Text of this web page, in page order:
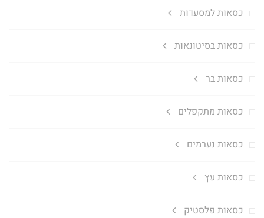
כסאות למסעדות
כסאות בסיטונאות
כסאות בר
כסאות מתקפלים
כסאות נערמים
כסאות עץ
כסאות פלסטיק